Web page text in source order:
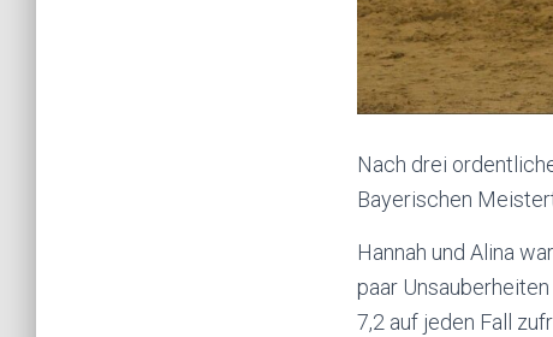
Nach drei
Bayerischen
Hannah und Alina
paar
7,2 auf jeden Fall